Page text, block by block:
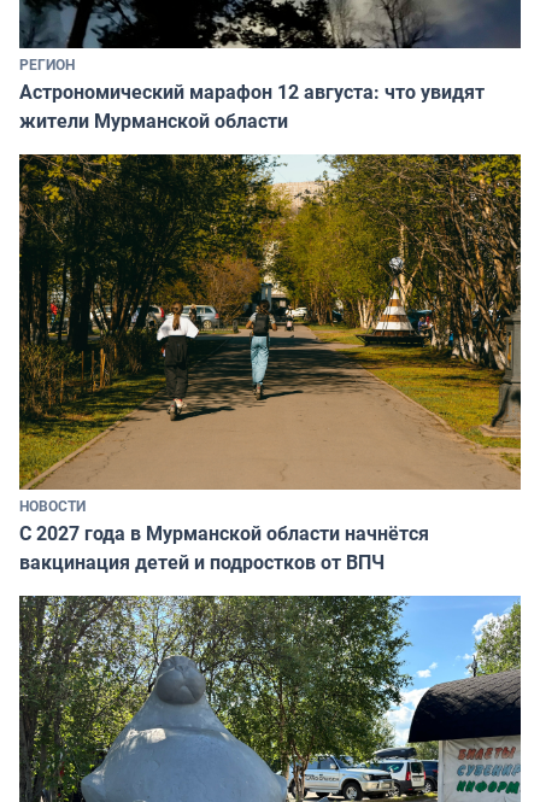
РЕГИОН
Астрономический марафон 12 августа: что увидят
жители Мурманской области
НОВОСТИ
С 2027 года в Мурманской области начнётся
вакцинация детей и подростков от ВПЧ